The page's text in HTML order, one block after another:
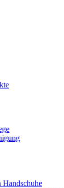
Handschuhe